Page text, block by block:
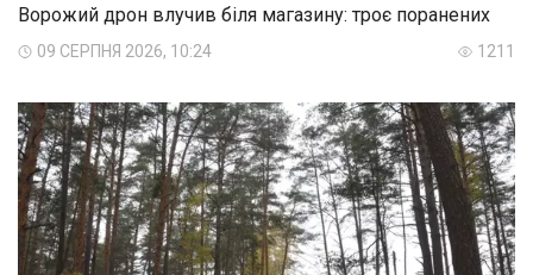
Ворожий дрон влучив біля магазину: троє поранених
09 СЕРПНЯ 2026, 10:24 1211